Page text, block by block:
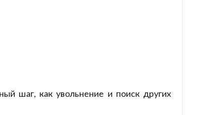
шаг, как увольнение и поиск других